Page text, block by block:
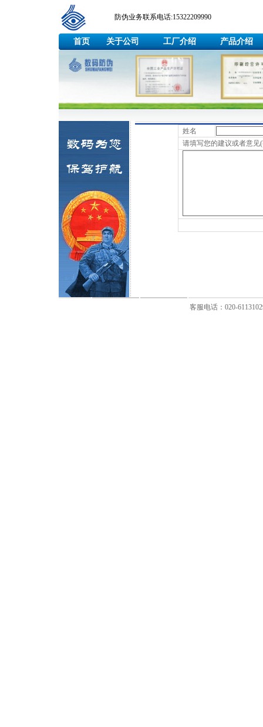
防伪业务联系电话:15322209990
首页 关于公司 工厂介绍 产品介绍
姓名
请填写您的建议或者意见
客服电话：020-